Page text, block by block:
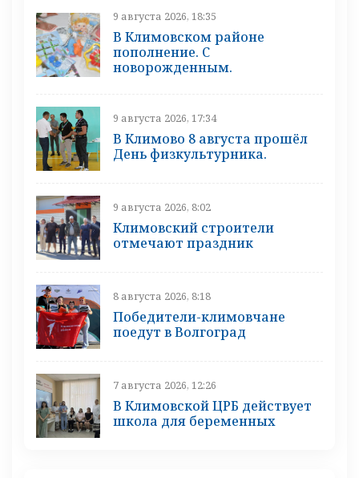
9 августа 2026, 18:35
В Климовском районе
пополнение. С
новорожденным.
9 августа 2026, 17:34
В Климово 8 августа прошёл
День физкультурника.
9 августа 2026, 8:02
Климовский строители
отмечают праздник
8 августа 2026, 8:18
Победители-климовчане
поедут в Волгоград
7 августа 2026, 12:26
В Климовской ЦРБ действует
школа для беременных